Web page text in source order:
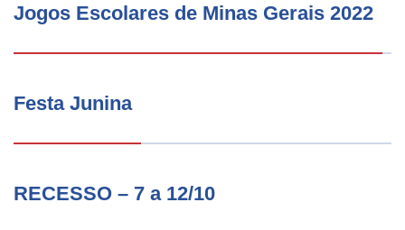
Jogos Escolares de Minas Gerais 2022
Festa Junina
RECESSO – 7 a 12/10